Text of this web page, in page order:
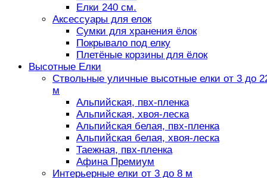
Елки 240 см.
Аксессуары для елок
Сумки для хранения ёлок
Покрывало под елку
Плетёные корзины для ёлок
Высотные Елки
Ствольные уличные высотные елки от 3 до
м
Альпийская, пвх-пленка
Альпийская, хвоя-леска
Альпийская белая, пвх-пленка
Альпийская белая, хвоя-леска
Таежная, пвх-пленка
Афина Премиум
Интерьерные елки от 3 до 8 м